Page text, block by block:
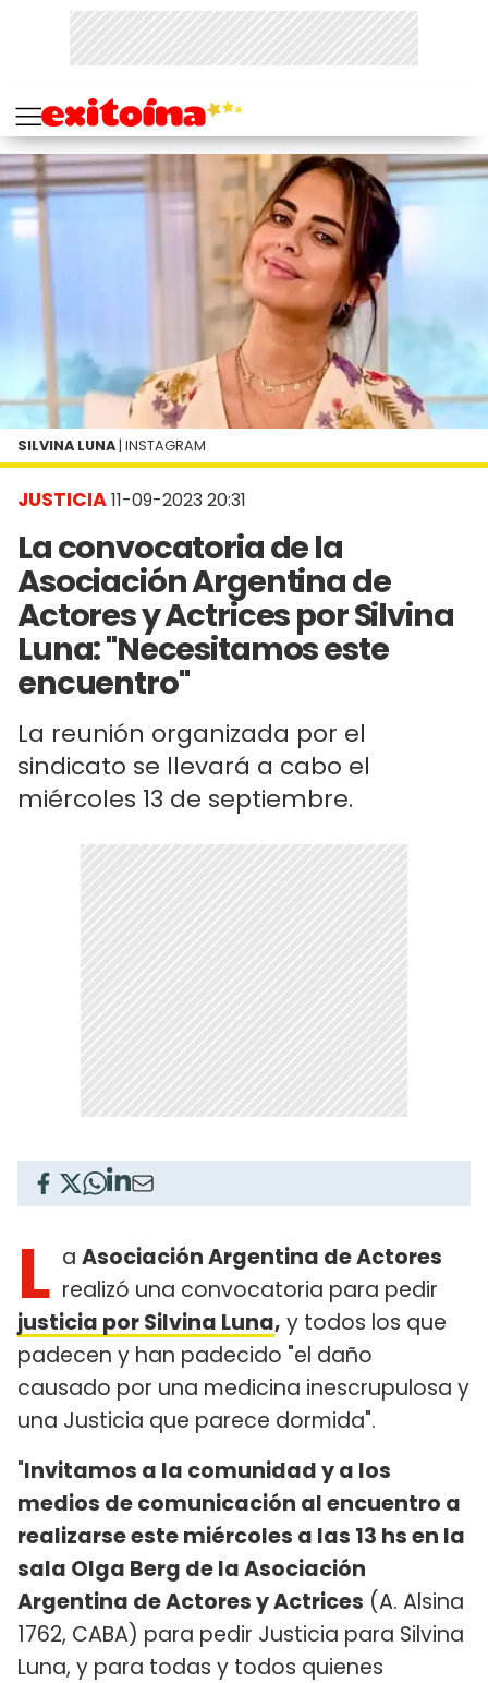
JUSTICIA11-09-2023 20:31
La convocatoria de la
Asociación Argentina de
Actores y Actrices por Silvina
Luna: "Necesitamos este
encuentro"
La reunión organizada por el
sindicato se llevará a cabo el
miércoles 13 de septiembre.
SILVINA LUNA | INSTAGRAM
L a Asociación Argentina de Actores
realizó una convocatoria para pedir
justicia por Silvina Luna, y todos los que
padecen y han padecido "el daño
causado por una medicina inescrupulosa y
una Justicia que parece dormida".
"Invitamos a la comunidad y a los
medios de comunicación al encuentro a
realizarse este miércoles a las 13 hs en la
sala Olga Berg de la Asociación
Argentina de Actores y Actrices (A. Alsina
1762, CABA) para pedir Justicia para Silvina
Luna, y para todas y todos quienes